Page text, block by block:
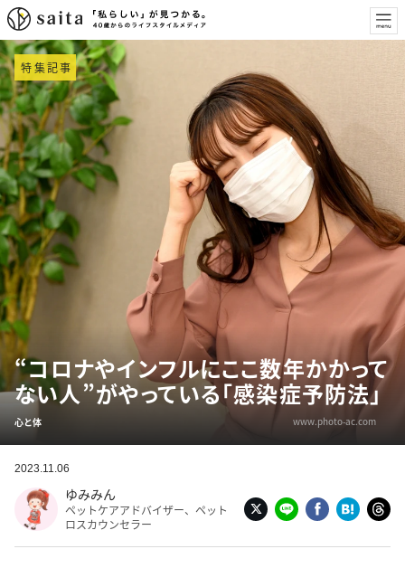
特集記事
“コロナやインフルにここ数年かかって
ない人”がやっている「感染症予防法」
心と体 www.photo-ac.com
2023.11.06
ゆみみん
ペットケアアドバイザー、ペット
ロスカウンセラー